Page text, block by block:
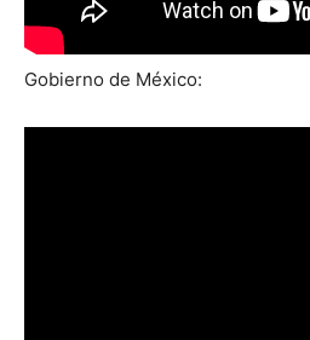
Gobierno de México: